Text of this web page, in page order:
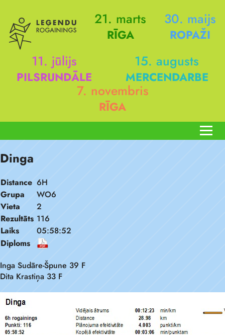
21. marts
RĪGA
30. maijs
ROPAŽI
11. jūlijs
PILSRUNDĀLE
15. augusts
MERCENDARBE
7. novembris
RĪGA
Dinga
Distance 6H
Grupa
WO6
Vieta
2
Rezultāts 116
Laiks
05:58:52
Diploms
Inga Sudāre-Špune 39 F
Dita Krastiņa 33 F